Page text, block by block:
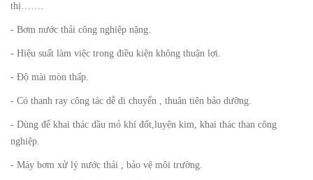
thị…….
- Bơm nước thải công nghiệp nặng.
- Hiệu suất làm việc trong điều kiện không thuận lợi.
- Độ mài mòn thấp.
- Có thanh ray công tác dễ di chuyển , thuân tiên bảo dưỡng.
- Dùng để khai thác dầu mỏ khí đốt,luyện kim, khai thác than công
nghiệp.
- Máy bơm xử lý nước thải , bảo vệ môi trường.